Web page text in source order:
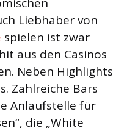
Liebhaber von
spielen ist zwar
aus den Casinos
Neben Highlights
Zahlreiche Bars
Anlaufstelle für
die „White